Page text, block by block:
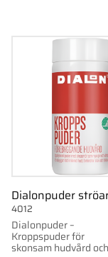
Dialonpuder
Dialonpuder –
Kroppspuder för
skonsam hudvård och
4012